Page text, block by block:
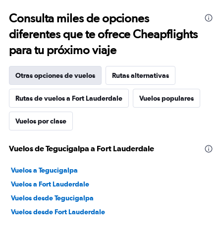
Consulta miles de opciones
diferentes que te ofrece Cheapflights
para tu próximo viaje
Otras opciones de vuelos Rutas alternativas
Rutas de vuelos a Fort Lauderdale Vuelos populares
Vuelos por clase
Vuelos de Tegucigalpa a Fort Lauderdale
Vuelos a Tegucigalpa
Vuelos a Fort Lauderdale
Vuelos desde Tegucigalpa
Vuelos desde Fort Lauderdale